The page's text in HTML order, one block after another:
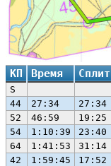
КП Время Сплит
S
44
27:34 27:34
52
46:59 19:25
54
1:10:39 23:40
64
1:41:53 31:14
42
1:59:45 17:52